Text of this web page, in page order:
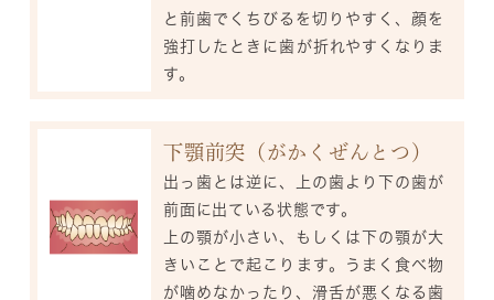
と前歯でくちびるを切りやすく、顔を
強打したときに歯が折れやすくなりま
す。
下顎前突（がかくぜんとつ）
出っ歯とは逆に、上の歯より下の歯が
前面に出ている状態です。
上の顎が小さい、もしくは下の顎が大
きいことで起こります。うまく食べ物
が噛めなかったり、滑舌が悪くなる歯